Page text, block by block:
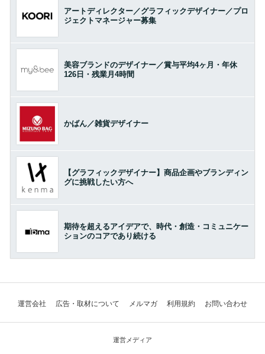
アートディレクター／グラフィックデザイナー／プロ
ジェクトマネージャー募集
美容ブランドのデザイナー／賞与平均4ヶ月・年休
126日・残業月4時間
かばん／雑貨デザイナー
【グラフィックデザイナー】商品企画やブランディン
グに挑戦したい方へ
期待を超えるアイデアで、時代・創造・コミュニケー
ションのコアであり続ける
運営会社 広告・取材について メルマガ 利用規約 お問い合わせ
運営メディア